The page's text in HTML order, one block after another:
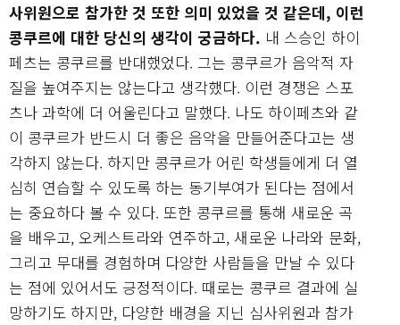
사위원으로 참가한 것 또한 의미 있었을 것 같은데, 이런
콩쿠르에 대한 당신의 생각이 궁금하다. 내 스승인 하이
페츠는 콩쿠르를 반대했었다. 그는 콩쿠르가 음악적 자
질을 높여주지는 않는다고 생각했다. 이런 경쟁은 스포
츠나 과학에 더 어울린다고 말했다. 나도 하이페츠와 같
이 콩쿠르가 반드시 더 좋은 음악을 만들어준다고는 생
각하지 않는다. 하지만 콩쿠르가 어린 학생들에게 더 열
심히 연습할 수 있도록 하는 동기부여가 된다는 점에서
는 중요하다 볼 수 있다. 또한 콩쿠르를 통해 새로운 곡
을 배우고, 오케스트라와 연주하고, 새로운 나라와 문화,
그리고 무대를 경험하며 다양한 사람들을 만날 수 있다
는 점에 있어서도 긍정적이다. 때로는 콩쿠르 결과에 실
망하기도 하지만, 다양한 배경을 지닌 심사위원과 참가